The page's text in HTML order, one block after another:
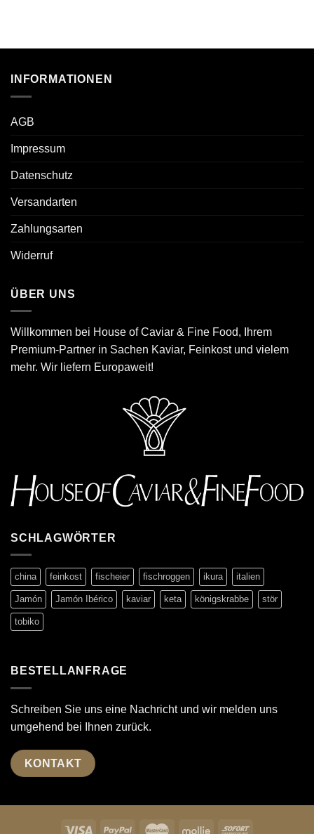
INFORMATIONEN
AGB
Impressum
Datenschutz
Versandarten
Zahlungsarten
Widerruf
ÜBER UNS
Willkommen bei House of Caviar & Fine Food, Ihrem
Premium-Partner in Sachen Kaviar, Feinkost und vielem
mehr. Wir liefern Europaweit!
SCHLAGWÖRTER
china feinkost fischeier fischroggen ikura italien
Jamón Jamón Ibérico kaviar keta königskrabbe stör
tobiko
BESTELLANFRAGE
Schreiben Sie uns eine Nachricht und wir melden uns
umgehend bei Ihnen zurück.
KONTAKT